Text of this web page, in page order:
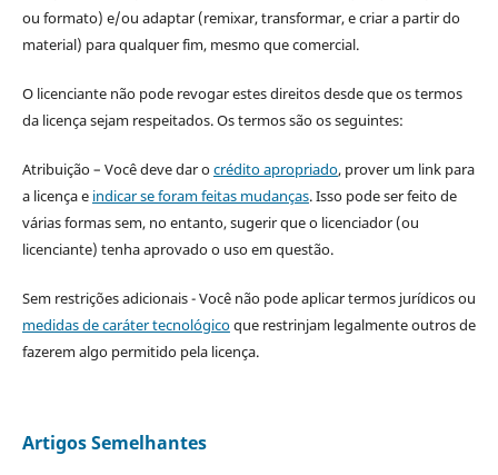
ou formato) e/ou adaptar (remixar, transformar, e criar a partir do
material) para qualquer fim, mesmo que comercial.
O licenciante não pode revogar estes direitos desde que os termos
da licença sejam respeitados. Os termos são os seguintes:
Atribuição – Você deve dar ocrédito apropriado, prover um link para
a licença e indicar se foram feitas mudanças. Isso pode ser feito de
várias formas sem, no entanto, sugerir que o licenciador (ou
licenciante) tenha aprovado o uso em questão.
Sem restrições adicionais - Você não pode aplicar termos jurídicos ou
medidas de caráter tecnológicoque restrinjam legalmente outros de
fazerem algo permitido pela licença.
Artigos Semelhantes